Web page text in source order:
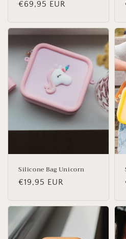
Normale
€69,95 EUR
Silicone Bag Unicorn
Normale
€19,95 EUR